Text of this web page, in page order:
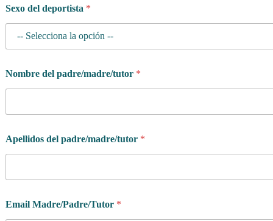
Sexo del deportista *
Nombre del padre/madre/tutor *
Apellidos del padre/madre/tutor *
Email Madre/Padre/Tutor *